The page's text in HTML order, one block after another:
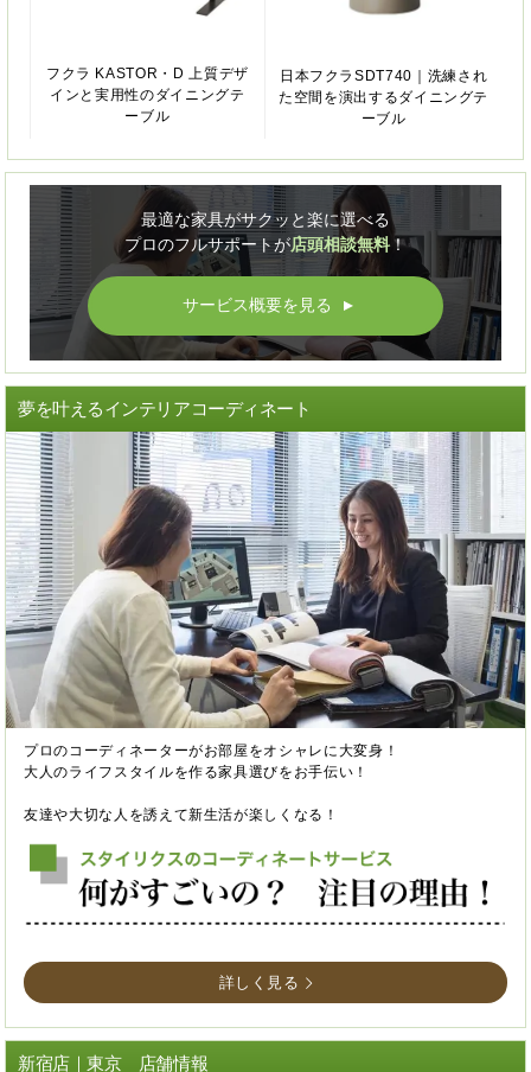
フクラ KASTOR・D 上質デザ
インと実用性のダイニングテ
ーブル
日本フクラSDT740｜洗練され
た空間を演出するダイニングテ
ーブル
最適な家具がサクッと楽に選べる
プロのフルサポートが店頭相談無料！
サービス概要を見る ▲
夢を叶えるインテリアコーディネート
プロのコーディネーターがお部屋をオシャレに大変身！
大人のライフスタイルを作る家具選びをお手伝い！
友達や大切な人を誘えて新生活が楽しくなる！
詳しく見る
新宿店｜東京 店舗情報